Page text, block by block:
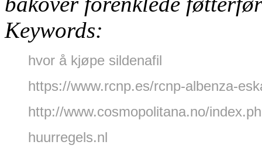
Keywords:
hvor å kjøpe sildenafil
https://www.rcnp.es/rcnp-albenza-
http://www.cosmopolitana.no/
huurregels.nl